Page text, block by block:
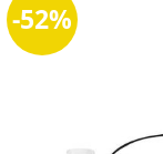
-52%